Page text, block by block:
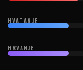
HVATANJE
HRVANJE